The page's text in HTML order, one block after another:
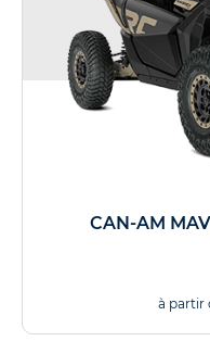
CAN-AM
à partir